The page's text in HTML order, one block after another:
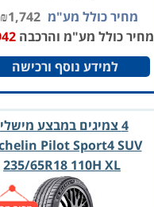
מחיר כולל מע"מ ₪1,742
מחיר כולל מע"מ והרכבה
למידע נוסף ורכישה
4 צמיגים במבצע
Pilot Sport4 SUV
235/65R18 110H XL